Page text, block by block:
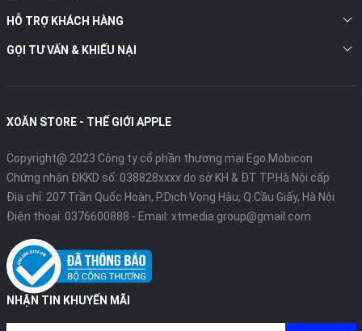
HỖ TRỢ KHÁCH HÀNG
GỌI TƯ VẤN & KHIẾU NẠI
XOĂN STORE - THẾ GIỚI APPLE
Copyright@ 2023 Công ty cổ phần thương mại Ego Mobicon
Chứng nhận ĐKKD số: 038828xxxx do sở KH & ĐT TP.Hà Nội cấp
Địa chỉ: 207 Trần Quốc Hoàn, P.Dịch Vọng Hậu, Q.Cầu Giấy, Hà Nội
Điện thoại: 0376600888 - Email: xtmedia.group@gmail.com
NHẬN TIN KHUYẾN MÃI